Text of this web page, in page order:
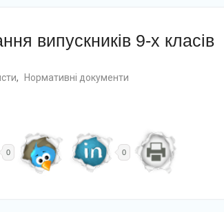
випускників 9-х класів
, Нормативні документи
0 0